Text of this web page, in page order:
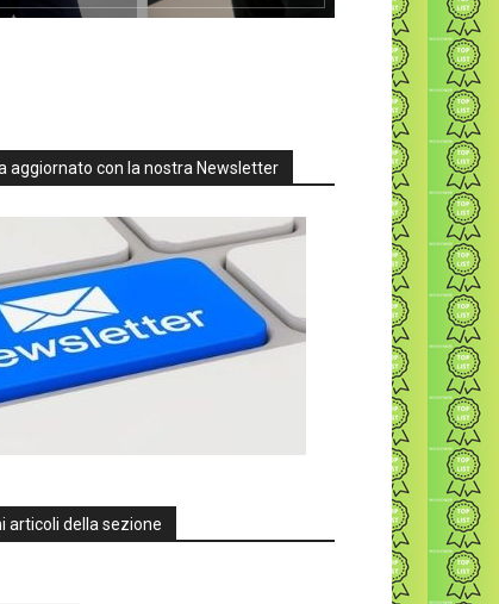
aggiornato con la nostra Newsletter
articoli della sezione